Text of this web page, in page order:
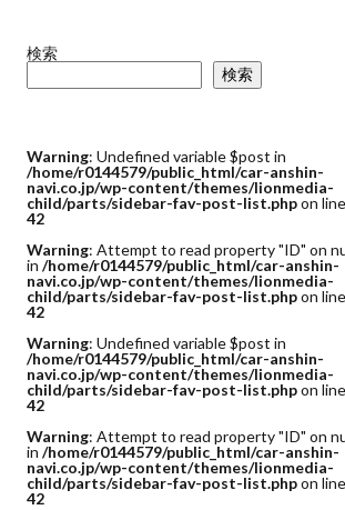
検索
検索
Warning: Undefined variable $post in
/home/r0144579/public_html/car-anshin-
navi.co.jp/wp-content/themes/lionmedia-
child/parts/sidebar-fav-post-list.phpon line
42
Warning: Attempt to read property "ID" on
in /home/r0144579/public_html/car-anshin-
navi.co.jp/wp-content/themes/lionmedia-
child/parts/sidebar-fav-post-list.phpon line
42
Warning: Undefined variable $post in
/home/r0144579/public_html/car-anshin-
navi.co.jp/wp-content/themes/lionmedia-
child/parts/sidebar-fav-post-list.phpon line
42
Warning: Attempt to read property "ID" on
in /home/r0144579/public_html/car-anshin-
navi.co.jp/wp-content/themes/lionmedia-
child/parts/sidebar-fav-post-list.phpon line
42